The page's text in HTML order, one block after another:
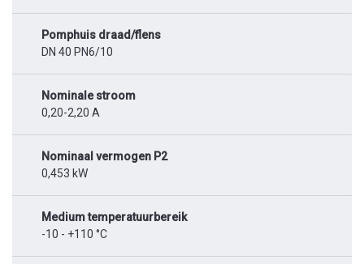
Pomphuis draad/flens
DN 40 PN6/10
Nominale stroom
0,20-2,20 A
Nominaal vermogen P2
0,453 kW
Medium temperatuurbereik
-10 - +110 °C